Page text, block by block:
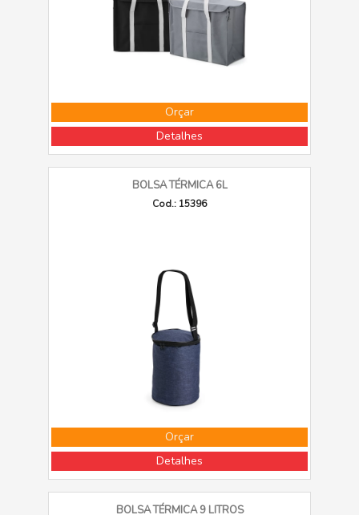
Orçar
Detalhes
BOLSA TÉRMICA 6L
Cod.: 15396
Orçar
Detalhes
BOLSA TÉRMICA 9 LITROS